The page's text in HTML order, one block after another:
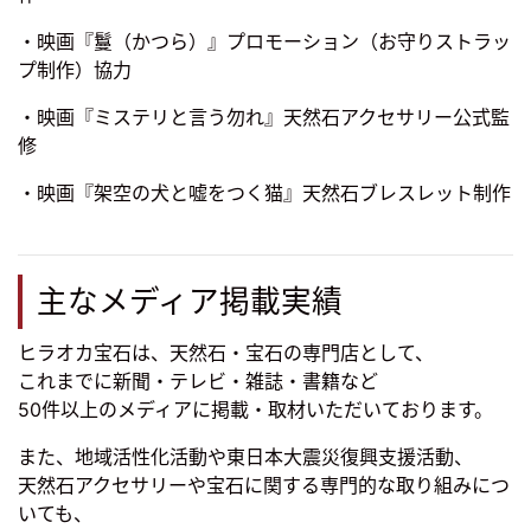
・映画『鬘（かつら）』プロモーション（お守りストラッ
プ制作）協力
・映画『ミステリと言う勿れ』天然石アクセサリー公式監
修
・映画『架空の犬と嘘をつく猫』天然石ブレスレット制作
主なメディア掲載実績
ヒラオカ宝石は、天然石・宝石の専門店として、
これまでに新聞・テレビ・雑誌・書籍など
50件以上のメディアに掲載・取材いただいております。
また、地域活性化活動や東日本大震災復興支援活動、
天然石アクセサリーや宝石に関する専門的な取り組みにつ
いても、